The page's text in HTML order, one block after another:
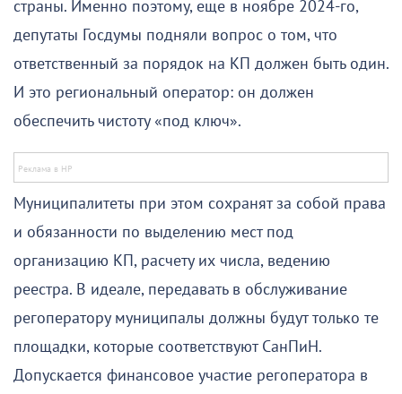
страны. Именно поэтому, еще в ноябре 2024-го,
депутаты Госдумы подняли вопрос о том, что
ответственный за порядок на КП должен быть один.
И это региональный оператор: он должен
обеспечить чистоту «под ключ».
Муниципалитеты при этом сохранят за собой права
и обязанности по выделению мест под
организацию КП, расчету их числа, ведению
реестра. В идеале, передавать в обслуживание
регоператору муниципалы должны будут только те
площадки, которые соответствуют СанПиН.
Допускается финансовое участие регоператора в